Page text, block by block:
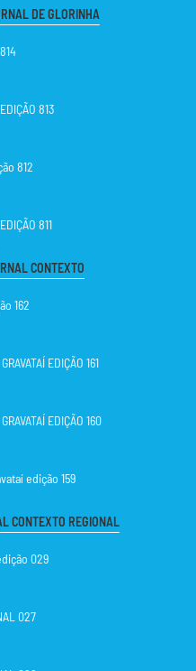
DE GLORINHA
813
812
811
CONTEXTO
162
EDIÇÃO 161
EDIÇÃO 160
edição 159
CONTEXTO REGIONAL
029
027